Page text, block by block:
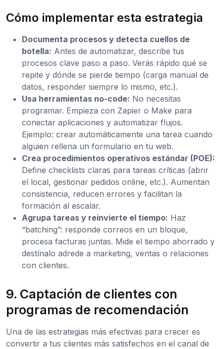
Cómo implementar esta estrategia
Documenta procesos y detecta cuellos de
botella: Antes de automatizar, describe tus
procesos clave paso a paso. Verás rápido qué se
repite y dónde se pierde tiempo (carga manual de
datos, responder siempre lo mismo, etc.).
Usa herramientas no-code: No necesitas
programar. Empieza con Zapier o Make para
conectar aplicaciones y automatizar flujos.
Ejemplo: crear automáticamente una tarea cuando
alguien rellena un formulario en tu web.
Crea procedimientos operativos estándar (POE):
Define checklists claras para tareas críticas (abrir
el local, gestionar pedidos online, etc.). Aumentan
consistencia, reducen errores y facilitan la
formación al escalar.
Agrupa tareas y reinvierte el tiempo: Haz
“batching”: responde correos en un bloque,
procesa facturas juntas. Mide el tiempo ahorrado y
destínalo adrede a marketing, ventas o relaciones
con clientes.
9. Captación de clientes con
programas de recomendación
Una de las estrategias más efectivas para crecer es
convertir a tus clientes más satisfechos en el canal de